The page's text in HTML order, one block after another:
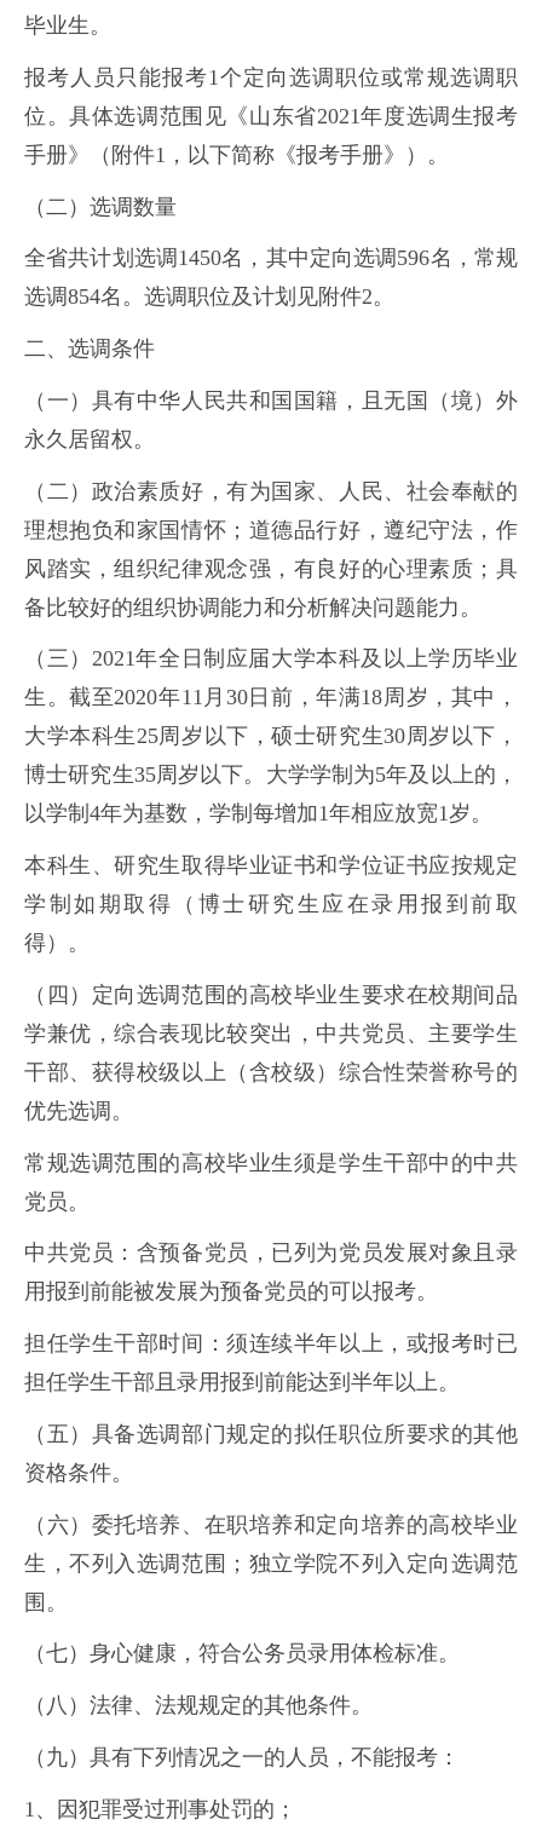
毕业生。
报考人员只能报考1个定向选调职位或常规选调职
位。具体选调范围见《山东省2021年度选调生报考
手册》（附件1，以下简称《报考手册》）。
（二）选调数量
全省共计划选调1450名，其中定向选调596名，常规
选调854名。选调职位及计划见附件2。
二、选调条件
（一）具有中华人民共和国国籍，且无国（境）外
永久居留权。
（二）政治素质好，有为国家、人民、社会奉献的
理想抱负和家国情怀；道德品行好，遵纪守法，作
风踏实，组织纪律观念强，有良好的心理素质；具
备比较好的组织协调能力和分析解决问题能力。
（三）2021年全日制应届大学本科及以上学历毕业
生。截至2020年11月30日前，年满18周岁，其中，
大学本科生25周岁以下，硕士研究生30周岁以下，
博士研究生35周岁以下。大学学制为5年及以上的，
以学制4年为基数，学制每增加1年相应放宽1岁。
本科生、研究生取得毕业证书和学位证书应按规定
学制如期取得（博士研究生应在录用报到前取
得）。
（四）定向选调范围的高校毕业生要求在校期间品
学兼优，综合表现比较突出，中共党员、主要学生
干部、获得校级以上（含校级）综合性荣誉称号的
优先选调。
常规选调范围的高校毕业生须是学生干部中的中共
党员。
中共党员：含预备党员，已列为党员发展对象且录
用报到前能被发展为预备党员的可以报考。
担任学生干部时间：须连续半年以上，或报考时已
担任学生干部且录用报到前能达到半年以上。
（五）具备选调部门规定的拟任职位所要求的其他
资格条件。
（六）委托培养、在职培养和定向培养的高校毕业
生，不列入选调范围；独立学院不列入定向选调范
围。
（七）身心健康，符合公务员录用体检标准。
（八）法律、法规规定的其他条件。
（九）具有下列情况之一的人员，不能报考：
1、因犯罪受过刑事处罚的；